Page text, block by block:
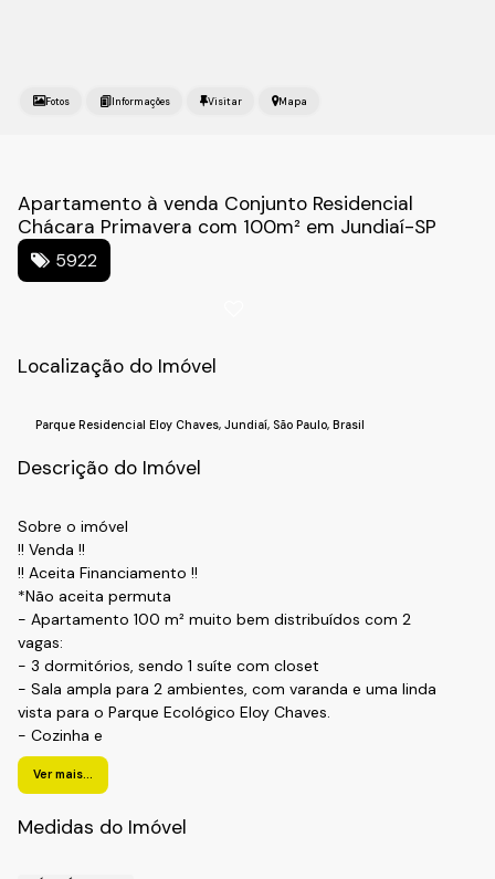
Fotos Mapa
Apartamento à venda Conjunto Residencial
Chácara Primavera com 100m² em Jundiaí-SP
5922
Localização do Imóvel
Parque Residencial Eloy Chaves,Jundiaí, São Paulo,Brasil
Descrição do Imóvel
Sobre o imóvel
!! Venda !!
!! Aceita Financiamento !!
*Não aceita permuta
- Apartamento 100 m² muito bem distribuídos com 2
vagas:
- 3 dormitórios, sendo 1 suíte com closet
- Sala ampla para 2 ambientes, com varanda e uma linda
vista para o Parque Ecológico Eloy Chaves.
- Cozinha e
- Lavanderia
- Dormitórios, Cozinha, e Lavanderia com armários
- Piso em porcelanato
2 vagas de garagem.
Ver mais...
Medidas do Imóvel